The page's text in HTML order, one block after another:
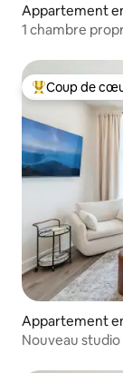
Appartement
1 chambre
Coups de
Coup de
Appartement
Nouveau